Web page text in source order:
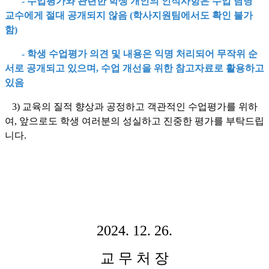
교수에게 절대 공개되지 않음 (학사지원팀에서도 확인 불가
함)
- 학생 수업평가 의견 및 내용은 익명 처리되어 무작위 순
서로 공개되고 있으며, 수업 개선을 위한 참고자료로 활용하고
있음
3) 교육의 질적 향상과 공정하고 객관적인 수업평가를 위하
여, 앞으로도 학생 여러분의 성실하고 진중한 평가를 부탁드립
니다.
2024. 12. 26.
교 무 처 장